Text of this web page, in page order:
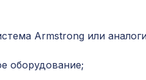
Armstrong или
оборудование;